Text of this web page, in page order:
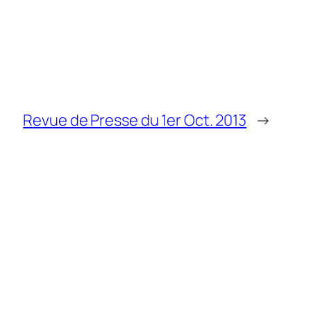
Revue de Presse du 1er Oct. 2013 →